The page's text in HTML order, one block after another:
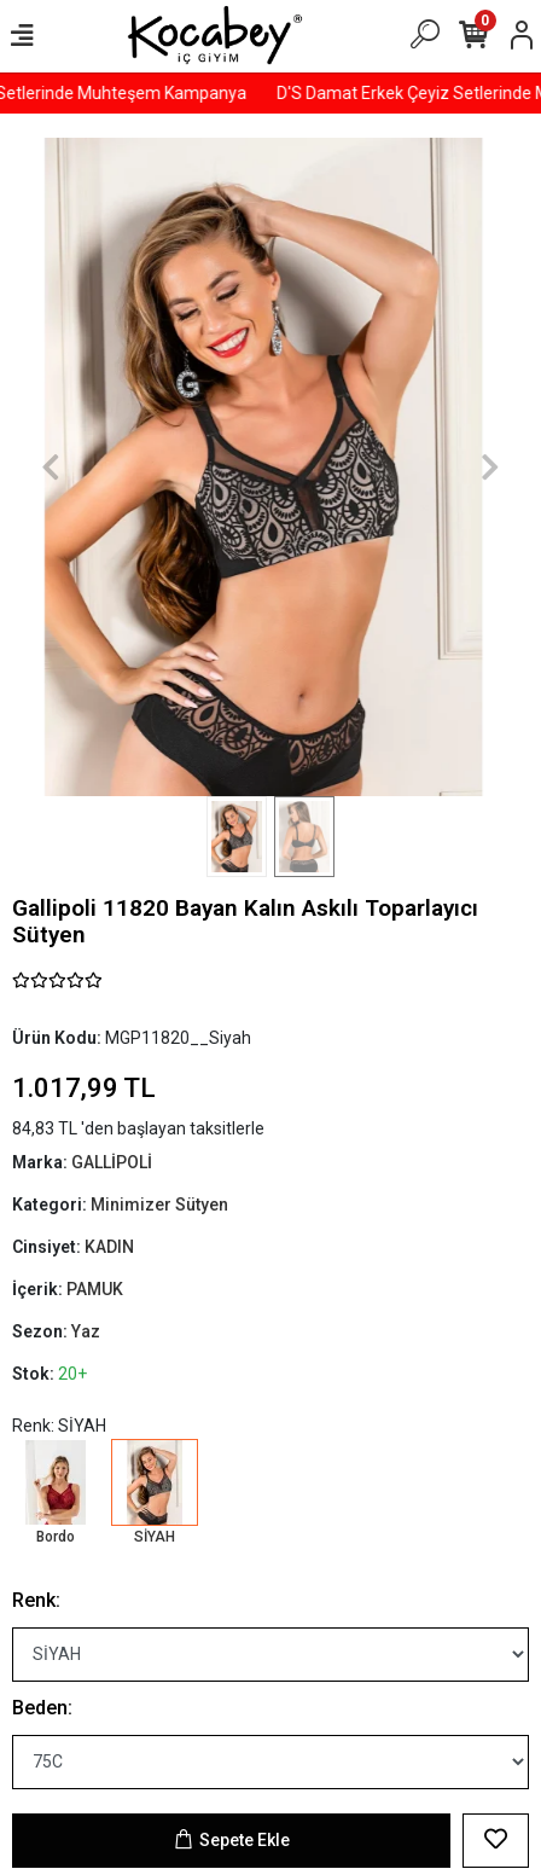
Muhteşem Kampanya D'S Damat Erkek Çeyiz Setlerinde
0
Gallipoli 11820 Bayan Kalın Askılı Toparlayıcı
Sütyen
Ürün Kodu: MGP11820__Siyah
1.017,99 TL
84,83 TL 'den başlayan taksitlerle
Marka: GALLİPOLİ
Kategori: Minimizer Sütyen
Cinsiyet: KADIN
İçerik: PAMUK
Sezon:Yaz
Stok: 20+
Renk: SİYAH
Bordo SİYAH
Renk:
Beden:
Sepete Ekle